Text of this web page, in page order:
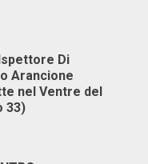
Di
Arancione
nel Ventre del
33)